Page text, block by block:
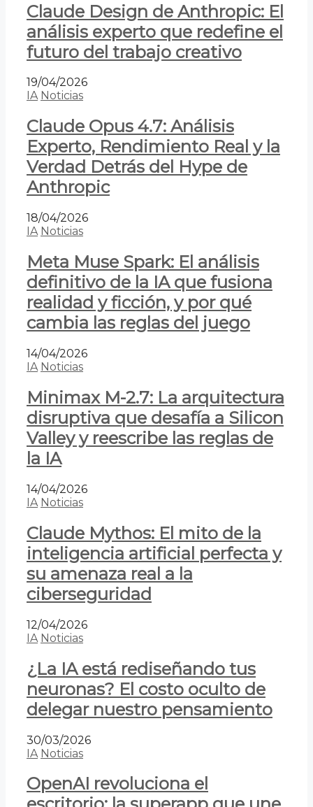
Claude Design de Anthropic: El
análisis experto que redefine el
futuro del trabajo creativo
19/04/2026
IA Noticias
Claude Opus 4.7: Análisis
Experto, Rendimiento Real y la
Verdad Detrás del Hype de
Anthropic
18/04/2026
IA Noticias
Meta Muse Spark: El análisis
definitivo de la IA que fusiona
realidad y ficción, y por qué
cambia las reglas del juego
14/04/2026
IA Noticias
Minimax M-2.7: La arquitectura
disruptiva que desafía a Silicon
Valley y reescribe las reglas de
la IA
14/04/2026
IA Noticias
Claude Mythos: El mito de la
inteligencia artificial perfecta y
su amenaza real a la
ciberseguridad
12/04/2026
IA Noticias
¿La IA está rediseñando tus
neuronas? El costo oculto de
delegar nuestro pensamiento
30/03/2026
IA Noticias
OpenAI revoluciona el